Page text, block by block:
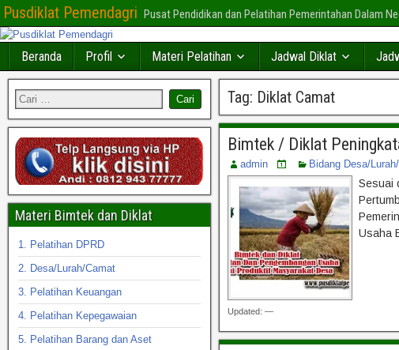
Pusdiklat Pemendagri Pusat Pendidikan dan Pelatihan Pemerintahan Dalam
Beranda Profil Materi Pelatihan Jadwal Diklat
Tag: Diklat Camat
Bimtek / Diklat
admin Bidang Desa/
Sesuai
Usaha
Updated: —
Materi Bimtek dan Diklat
1. Pelatihan DPRD
2. Desa/Lurah/Camat
3. Pelatihan Keuangan
4. Pelatihan Kepegawaian
5. Pelatihan Barang dan Aset